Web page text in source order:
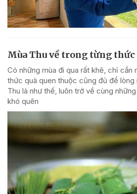
Mùa Thu về trong từng thức
Có những mùa đi qua rất khẽ, chỉ cần
thức quà quen thuộc cũng đủ để lòng
Thu là như thế, luôn trở về cùng
khó quên